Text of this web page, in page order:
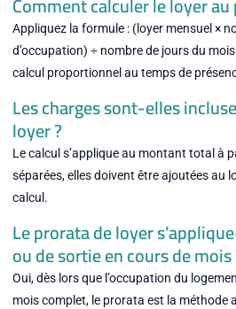
Appliquez la formule : (loyer mensuel ×
d’occupation) ÷ nombre de jours du
calcul proportionnel au temps de
Les charges sont-elles
loyer ?
Le calcul s’applique au montant total à
séparées, elles doivent être ajoutées au
calcul.
Le prorata de loyer
ou de sortie en cours de mois
Oui, dès lors que l’occupation du
mois complet, le prorata est la méthode